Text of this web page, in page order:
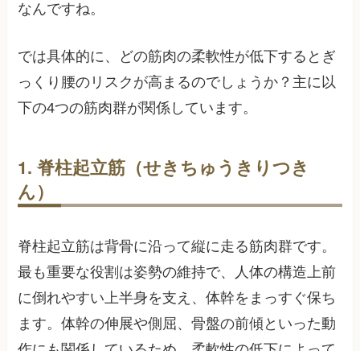
なんですね。
では具体的に、どの筋肉の柔軟性が低下するとぎ
っくり腰のリスクが高まるのでしょうか？主に以
下の4つの筋肉群が関係しています。
1. 脊柱起立筋（せきちゅうきりつき
ん）
脊柱起立筋は背骨に沿って縦に走る筋肉群です。
最も重要な役割は姿勢の維持で、人体の構造上前
に倒れやすい上半身を支え、体幹をまっすぐ保ち
ます。体幹の伸展や側屈、骨盤の前傾といった動